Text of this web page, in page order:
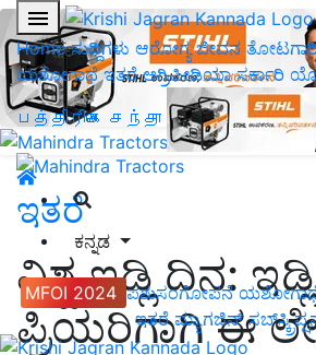
Home ಸುದ್ದಿಗಳು ಆರೋಗ್ಯ ಜೀವನ
ಯಶೋಗಾಥೆ ಇತರೆ ಅಗ್ರಿಪೀಡಿಯಾ ಸರ್ಕಾರಿ
பத்திரிகை சந்தா
ಕನ್ನಡ
MFOI 2024 ಪಶುಸಂಗೋಪನೆ
ಇತರೆ ಮ್ಯಾಗಜಿನ್‌
ಇತರೆ
ವಿಶ್ವ ಇಡ್ಲಿ ದಿನ: ಇಡ್ಲಿ
ಪ್ರಿಯರಿಗಾಗಿ ಈ